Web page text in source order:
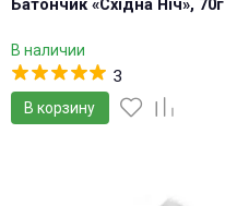
Батончик «Східна Ніч», 70г
В наличии
3
В корзину